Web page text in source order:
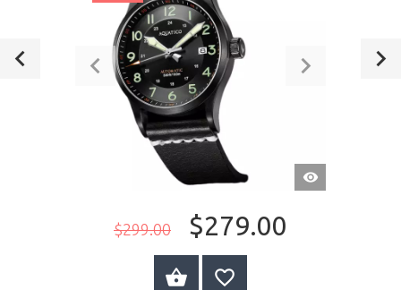
APERÇU
RAPIDE
$299.00 $279.00
AU PANIER